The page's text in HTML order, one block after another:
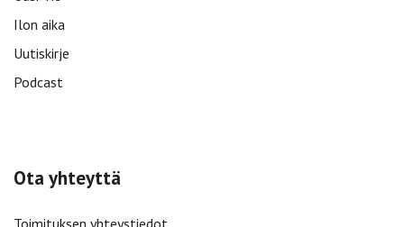
Ilon aika
Uutiskirje
Podcast
Ota yhteyttä